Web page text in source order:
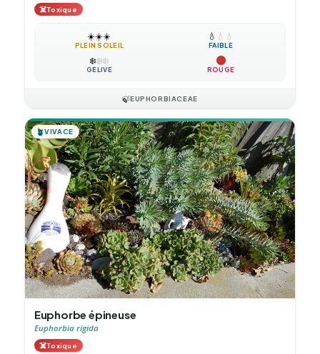
☠️Toxique
☀️☀️☀️
PLEIN SOLEIL
💧 💧 💧
FAIBLE
❄️❄️❄️
GÉLIVE ROUGE
🍃EUPHORBIACEAE
🪴VIVACE
Euphorbe épineuse
Euphorbia rigida
☠️Toxique